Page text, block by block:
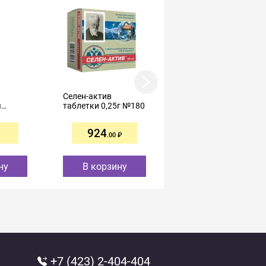
Селен-актив
таблетки 0,25г №180
924.00
В корзину
+7 (423) 2-404-404